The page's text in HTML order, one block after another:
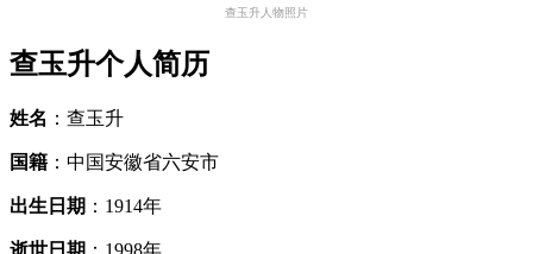
查玉升人物照片
查玉升个人简历
姓名 ：查玉升
国籍 ：中国安徽省六安市
出生日期 ：1914年
逝世日期 ：1998年